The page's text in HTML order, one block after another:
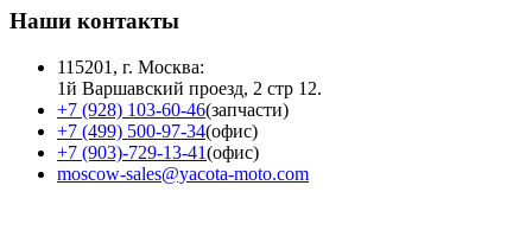
Наши контакты
115201, г. Москва:
1й Варшавский проезд, 2 стр 12.
+7 (928) 103-60-46(запчасти)
+7 (499) 500-97-34(офис)
+7 (903)-729-13-41(офис)
moscow-sales@yacota-moto.com